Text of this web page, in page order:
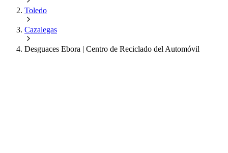
Toledo
Cazalegas
Desguaces Ebora | Centro de Reciclado del Automóvil